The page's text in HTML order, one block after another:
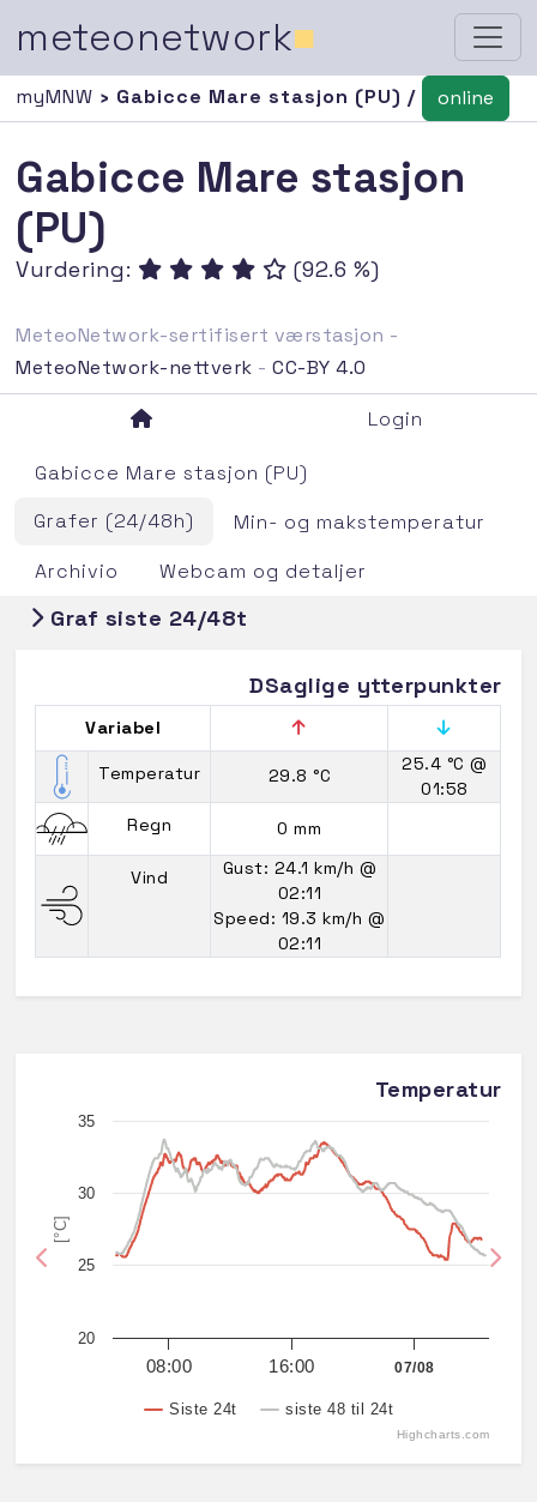
meteonetwork■
myMNW › Gabicce Mare stasjon (PU) / online
Gabicce Mare stasjon
(PU)
Vurdering: (92.6 %)
MeteoNetwork-sertifisert værstasjon -
MeteoNetwork-nettverk -CC-BY 4.0
Login
Gabicce Mare stasjon (PU)
Grafer (24/48h)
Min- og makstemperatur
Archivio
Webcam og detaljer
Graf siste 24/48t
DSaglige ytterpunkter
Variabel
Temperatur 29.8 °C
25.4 °C@
01:58
Regn
0 mm
Vind Gust: 24.1 km/h @
02:11
Speed: 19.3 km/h @
02:11
Temperatur
[°C]
Siste 24t siste 48 til 24t
07/08
08:00 16:00
20
25
30
35
Highcharts.com
Previous